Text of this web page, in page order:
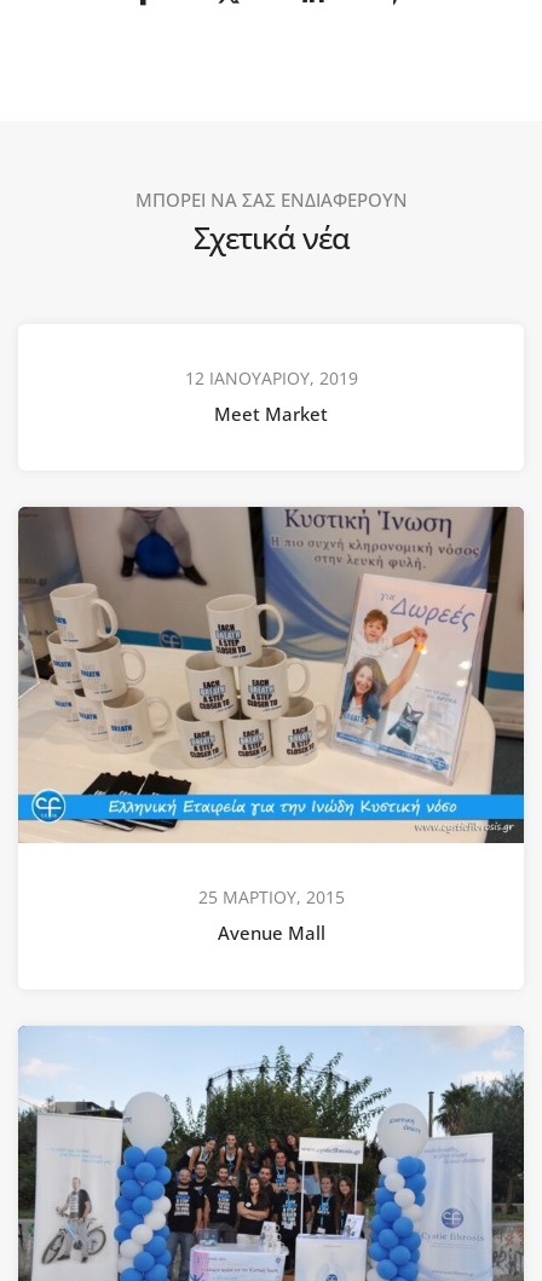
ΜΠΟΡΕΙ ΝΑ ΣΑΣ ΕΝΔΙΑΦΕΡΟΥΝ
Σχετικά νέα
12 ΙΑΝΟΥΑΡΙΟΥ, 2019
Meet Market
25 ΜΑΡΤΙΟΥ, 2015
Avenue Mall